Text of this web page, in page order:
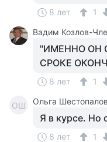
8 лет
1
"ИМЕННО ОН
СРОКЕ
8 лет 1
ОШ Ольга
Я в курсе. Но
8 лет 1